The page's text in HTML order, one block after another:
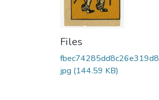
Files
jpg (144.59 KB)